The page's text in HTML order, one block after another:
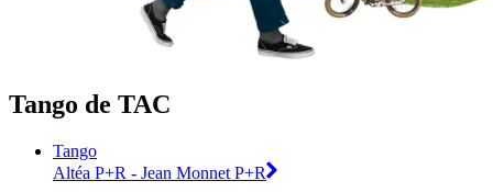
Tango de TAC
Tango
Altéa P+R - Jean Monnet P+R